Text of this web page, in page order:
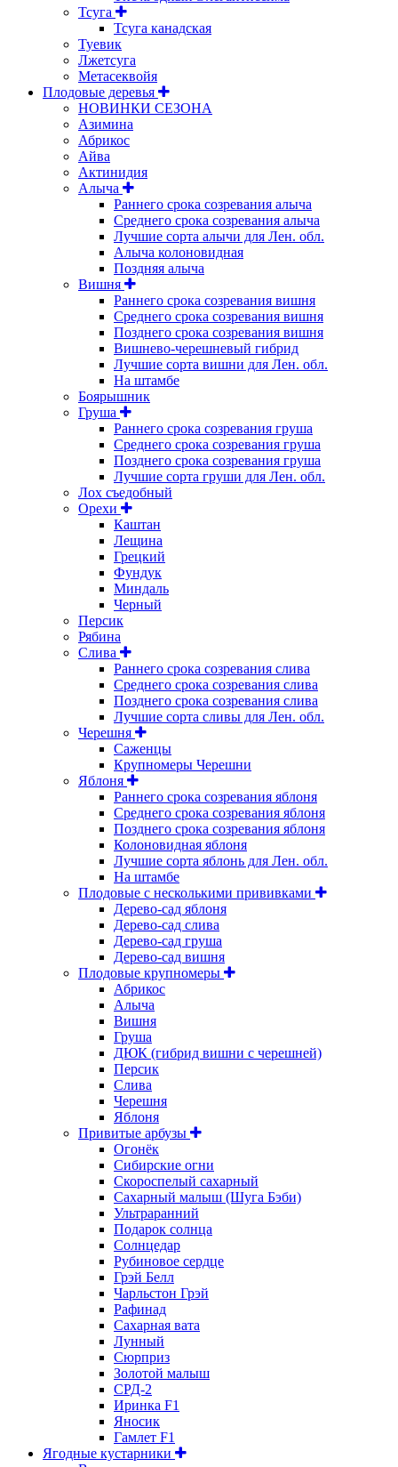
Тсуга
Тсуга канадская
Туевик
Лжетсуга
Метасеквойя
Плодовые деревья
НОВИНКИ СЕЗОНА
Азимина
Абрикос
Айва
Актинидия
Алыча
Раннего срока созревания алыча
Среднего срока созревания алыча
Лучшие сорта алычи для Лен. обл.
Алыча колоновидная
Поздняя алыча
Вишня
Раннего срока созревания вишня
Среднего срока созревания вишня
Позднего срока созревания вишня
Вишнево-черешневый гибрид
Лучшие сорта вишни для Лен. обл.
На штамбе
Боярышник
Груша
Раннего срока созревания груша
Среднего срока созревания груша
Позднего срока созревания груша
Лучшие сорта груши для Лен. обл.
Лох съедобный
Орехи
Каштан
Лещина
Грецкий
Фундук
Миндаль
Черный
Персик
Рябина
Слива
Раннего срока созревания слива
Среднего срока созревания слива
Позднего срока созревания слива
Лучшие сорта сливы для Лен. обл.
Черешня
Саженцы
Крупномеры Черешни
Яблоня
Раннего срока созревания яблоня
Среднего срока созревания яблоня
Позднего срока созревания яблоня
Колоновидная яблоня
Лучшие сорта яблонь для Лен. обл.
На штамбе
Плодовые с несколькими прививками
Дерево-сад яблоня
Дерево-сад слива
Дерево-сад груша
Дерево-сад вишня
Плодовые крупномеры
Абрикос
Алыча
Вишня
Груша
ДЮК (гибрид вишни с черешней)
Персик
Слива
Черешня
Яблоня
Привитые арбузы
Огонёк
Сибирские огни
Скороспелый сахарный
Сахарный малыш (Шуга Бэби)
Ультраранний
Подарок солнца
Солнцедар
Рубиновое сердце
Грэй Белл
Чарльстон Грэй
Рафинад
Сахарная вата
Лунный
Сюрприз
Золотой малыш
СРД-2
Иринка F1
Яносик
Гамлет F1
Ягодные кустарники